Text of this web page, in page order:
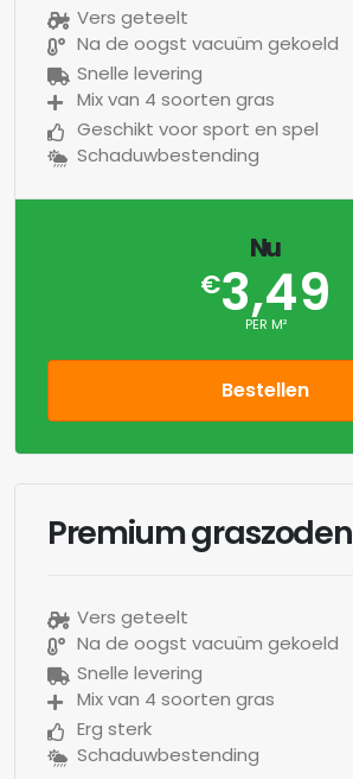
Vers geteelt
Na de oogst vacuüm gekoeld
Snelle levering
Mix van 4 soorten gras
Geschikt voor sport en spel
Schaduwbestending
Nu
€3,49
PER M²
Bestellen
Premium graszoden
Vers geteelt
Na de oogst vacuüm gekoeld
Snelle levering
Mix van 4 soorten gras
Erg sterk
Schaduwbestending